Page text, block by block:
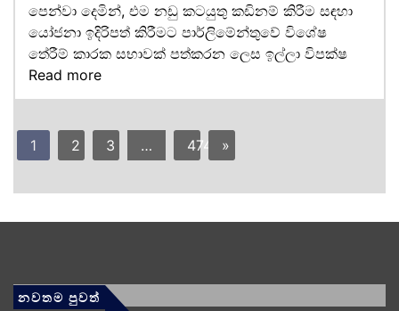
පෙන්වා දෙමින්, එම නඩු කටයුතු කඩිනම් කිරීම සඳහා
යෝජනා ඉදිරිපත් කිරීමට පාර්ලිමේන්තුවේ විශේෂ
තේරීම් කාරක සභාවක් පත්කරන ලෙස ඉල්ලා විපක්ෂ
Read more
1 2 3 … 474 »
නවතම පුවත්